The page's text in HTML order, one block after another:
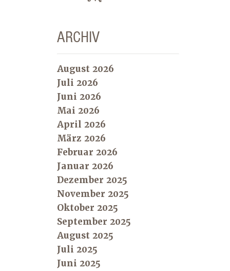
ARCHIV
August 2026
Juli 2026
Juni 2026
Mai 2026
April 2026
März 2026
Februar 2026
Januar 2026
Dezember 2025
November 2025
Oktober 2025
September 2025
August 2025
Juli 2025
Juni 2025